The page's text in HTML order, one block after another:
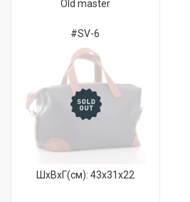
Old master
#SV-6
ШхВхГ(см): 43x31x22